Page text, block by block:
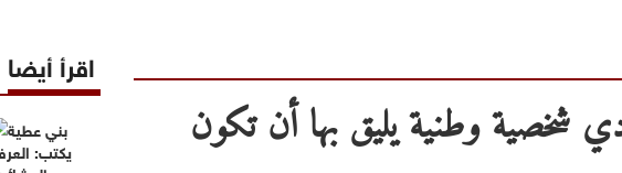
شخصية وطنية يليق بها أن تكون
اقرأ أيضا